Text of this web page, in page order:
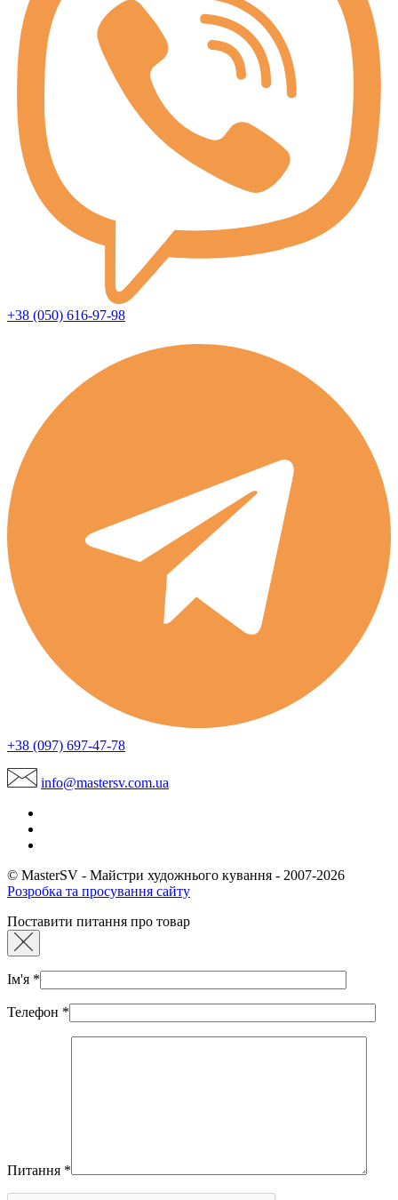
+38 (050) 616-97-98
+38 (097) 697-47-78
info@mastersv.com.ua
© MasterSV - Майстри художнього кування - 2007-2026
Розробка та просування сайту
Поставити питання про товар
Ім'я *
Телефон *
Питання *